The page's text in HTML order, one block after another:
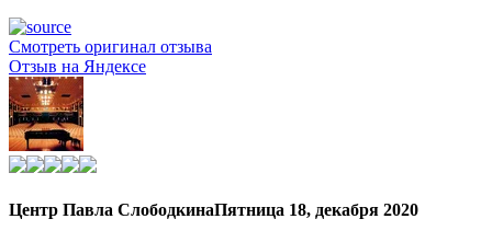
Смотреть оригинал отзыва
Отзыв на Яндексе
Центр Павла СлободкинаПятница 18, декабря 2020